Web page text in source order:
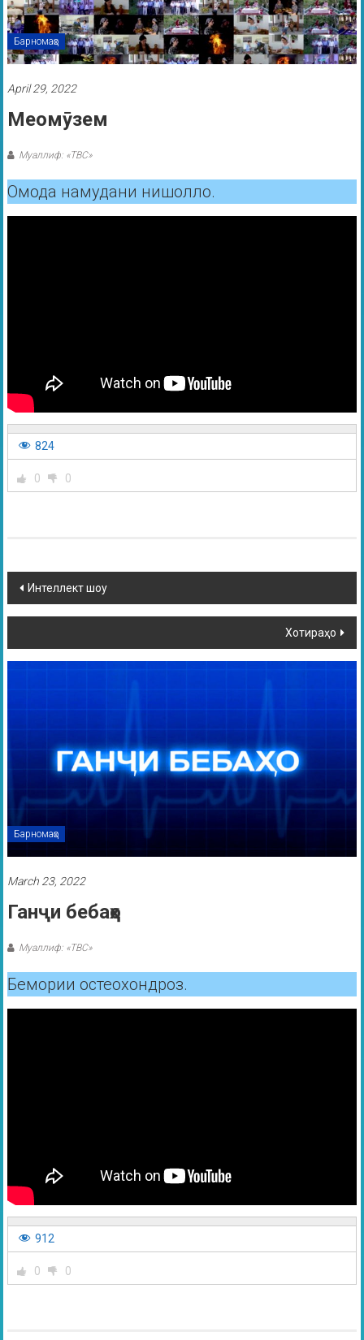
Барномаҳо
April 29, 2022
Меомӯзем
Муаллиф: «ТВС»
Омода намудани нишолло.
824
0 0
Интеллект шоу
Хотираҳо
Барномаҳо
March 23, 2022
Ганҷи бебаҳо
Муаллиф: «ТВС»
Бемории остеохондроз.
912
0 0